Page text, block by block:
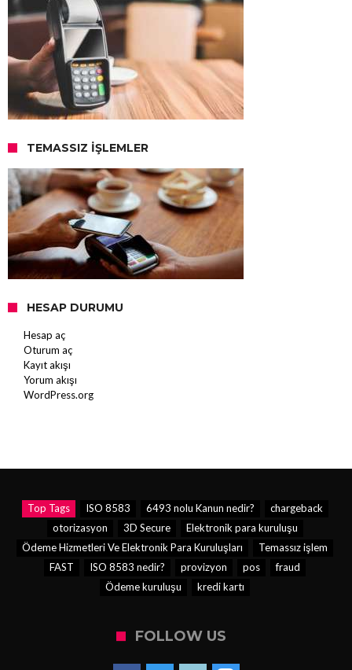
TEMASSIZ İŞLEMLER
HESAP DURUMU
Hesap aç
Oturum aç
Kayıt akışı
Yorum akışı
WordPress.org
Top Tags ISO 8583 6493 nolu Kanun nedir?
chargeback
otorizasyon
3D Secure
Elektronik para kuruluşu
Ödeme Hizmetleri Ve Elektronik Para Kuruluşları
Temassız işlem
FAST
ISO 8583 nedir? provizyon pos
fraud
Ödeme kuruluşu
kredi kartı
FOLLOW US